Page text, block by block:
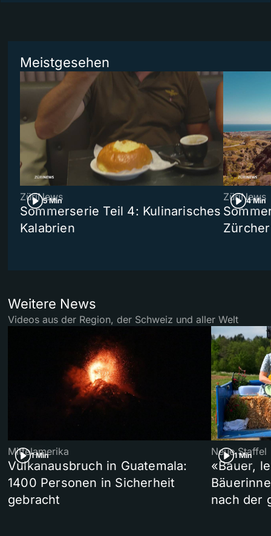
Meistgesehen
5 Min
ZüriNews
Sommerserie Teil 4: Kulinarisches
Kalabrien
4 Min
ZüriNews
Weitere News
Videos aus der Region, der Schweiz und aller Welt
1 Min
Mittelamerika
Vulkanausbruch in Guatemala:
1400 Personen in Sicherheit
gebracht
1 Min
Neue Staffel
«Bauer,
nach der